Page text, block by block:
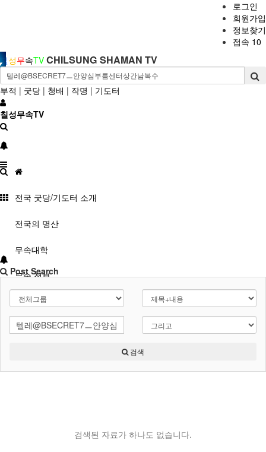
로그인
회원가입
정보찾기
접속 10
칠성무속TV CHILSUNG SHAMAN TV
부적 | 굿당 | 청배 | 작명 | 기도터
칠성무속TV
전국 굿당/기도터 소개
전국의 명산
무속대학
무속 정보
무속 편의서비스
굿 물품업체
Post Search
검색
검색된 자료가 하나도 없습니다.